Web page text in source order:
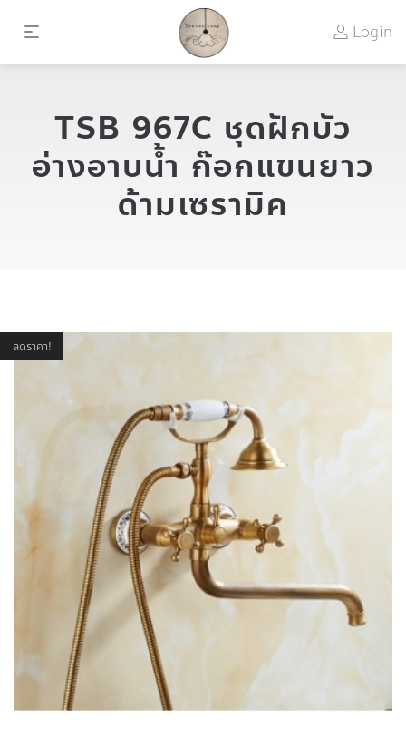
Login
TSB 967C ชุดฝักบัว
อ่างอาบน้ำ ก๊อกแขนยาว
ด้ามเซรามิค
ลดราคา!